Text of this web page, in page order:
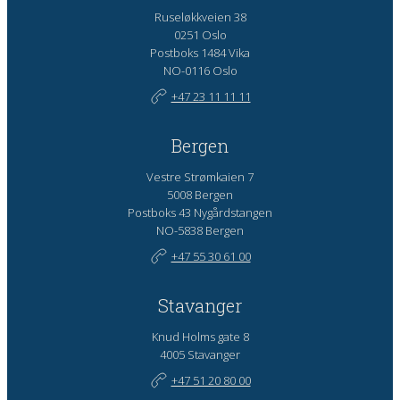
Ruseløkkveien 38
0251 Oslo
Postboks 1484 Vika
NO-0116 Oslo
+47 23 11 11 11
Bergen
Vestre Strømkaien 7
5008 Bergen
Postboks 43 Nygårdstangen
NO-5838 Bergen
+47 55 30 61 00
Stavanger
Knud Holms gate 8
4005 Stavanger
+47 51 20 80 00